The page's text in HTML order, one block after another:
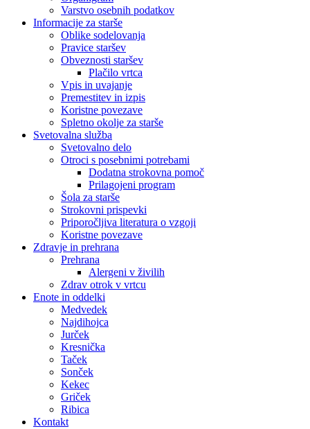
Varstvo osebnih podatkov
Informacije za starše
Oblike sodelovanja
Pravice staršev
Obveznosti staršev
Plačilo vrtca
Vpis in uvajanje
Premestitev in izpis
Koristne povezave
Spletno okolje za starše
Svetovalna služba
Svetovalno delo
Otroci s posebnimi potrebami
Dodatna strokovna pomoč
Prilagojeni program
Šola za starše
Strokovni prispevki
Priporočljiva literatura o vzgoji
Koristne povezave
Zdravje in prehrana
Prehrana
Alergeni v živilih
Zdrav otrok v vrtcu
Enote in oddelki
Medvedek
Najdihojca
Jurček
Kresnička
Taček
Sonček
Kekec
Griček
Ribica
Kontakt